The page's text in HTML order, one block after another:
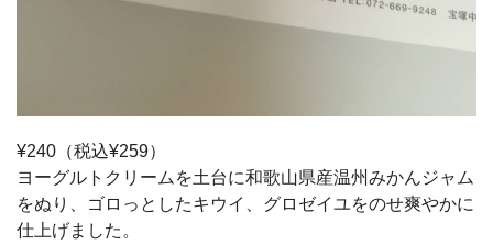
¥240（税込¥259）
ヨーグルトクリームを土台に和歌山県産温州みかんジャム
をぬり、ゴロっとしたキウイ、グロゼイユをのせ爽やかに
仕上げました。